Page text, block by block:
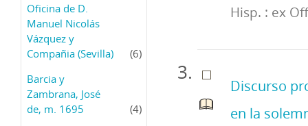
Oficina de D.
Manuel Nicolás
Vázquez y
Compañia (Sevilla)
(6)
Barcia y
Zambrana, José
de, m. 1695
(4)
Hisp. : ex
Discurso
en la